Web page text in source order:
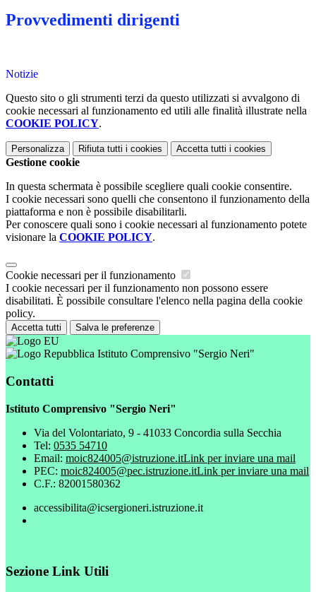
Provvedimenti dirigenti
Notizie
Questo sito o gli strumenti terzi da questo utilizzati si avvalgono di
cookie necessari al funzionamento ed utili alle finalità illustrate nella
COOKIE POLICY.
Personalizza Rifiuta tutti i cookies Accetta tutti i cookies
Gestione cookie
In questa schermata è possibile scegliere quali cookie consentire.
I cookie necessari sono quelli che consentono il funzionamento della
piattaforma e non è possibile disabilitarli.
Per conoscere quali sono i cookie necessari al funzionamento potete
visionare la COOKIE POLICY.
Cookie necessari per il funzionamento
I cookie necessari per il funzionamento non possono essere
disabilitati. È possibile consultare l'elenco nella pagina della cookie
policy.
Accetta tutti Salva le preferenze
Istituto Comprensivo "Sergio Neri"
Contatti
Istituto Comprensivo "Sergio Neri"
Via del Volontariato, 9 - 41033 Concordia sulla Secchia
Tel: 0535 54710
Email: moic824005@istruzione.itLink per inviare una mail
PEC: moic824005@pec.istruzione.itLink per inviare una mail
C.F.: 82001580362
accessibilita@icsergioneri.istruzione.it
Sezione Link Utili